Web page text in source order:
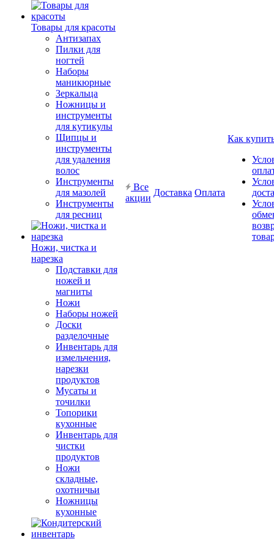
Товары для красоты
Антизапах
Пилки для
ногтей
Наборы
маникюрные
Зеркальца
Ножницы и
инструменты
для кутикулы
Щипцы и
инструменты
для удаления
волос
Инструменты
для мазолей
Инструменты
для ресниц
Ножи, чистка и
нарезка
Подставки для
ножей и
магниты
Ножи
Наборы ножей
Доски
разделочные
Инвентарь для
измельчения,
нарезки
продуктов
Мусаты и
точилки
Топорики
кухонные
Инвентарь для
чистки
продуктов
Ножи
складные,
охотничьи
Ножницы
кухонные
Все
акции
Доставка Оплата
Как